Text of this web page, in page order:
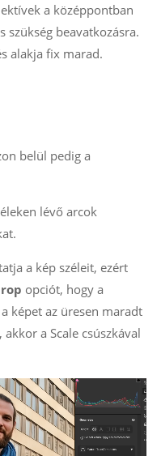
a középpontban
szükség beavatkozásra.
alakja fix marad.
belül pedig a
lévő arcok
a kép széleit, ezért
opciót, hogy a
képet az üresen maradt
a Scale csúszkával